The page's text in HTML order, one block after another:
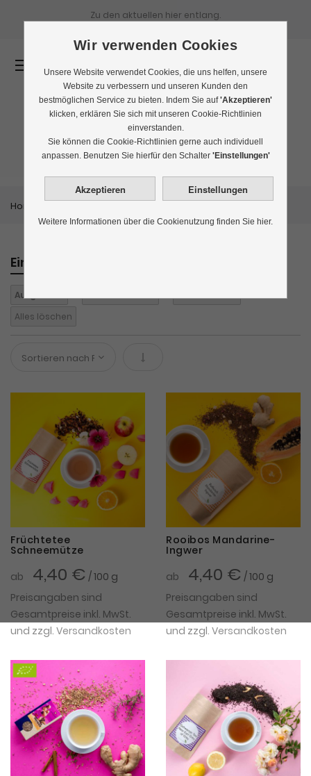
Zu den aktuellen hier entlang.
Bestseller
Home
Einkaufen nach
Aufgüsse:
Alles löschen
In absteigender Reihenfolge
Früchtetee
Schneemütze
ab
4,40 € / 100 g
Preisangaben sind
Gesamtpreise inkl. MwSt.
und zzgl. Versandkosten
Rooibos Mandarine-
Ingwer
ab
4,40 € / 100 g
Preisangaben sind
Gesamtpreise inkl. MwSt.
und zzgl. Versandkosten
Wir verwenden Cookies
Unsere Website verwendet Cookies, die uns helfen, unsere
Website zu verbessern und unseren Kunden den
bestmöglichen Service zu bieten. Indem Sie auf'Akzeptieren'
klicken, erklären Sie sich mit unseren Cookie-Richtlinien
einverstanden.
Sie können die Cookie-Richtlinien gerne auch individuell
anpassen. Benutzen Sie hierfür den Schalter 'Einstellungen'
Weitere Informationen über die Cookienutzung finden Sie hier.